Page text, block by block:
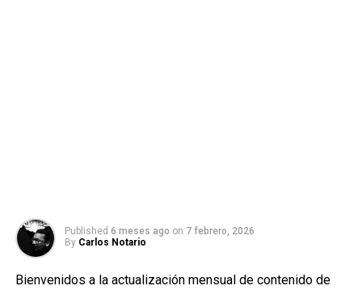
Published 6 meses ago on 7 febrero, 2026
By Carlos Notario
Bienvenidos a la actualización mensual de contenido de